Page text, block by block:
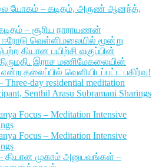
யோகம் – கடிதம், அருண் ஆனந்த்,
– சூரிய நாராயணன்
ஈரோடு வெள்ளிமலையில் மூன்று
தியான பயிற்சி வகுப்பின்
இராச மணிமேகலையின்
என்ற தலைப்பில் வெளியிடப்பட்ட பகிர்வு!
day residential meditation
Senthil Arasu Subramani Sharings
Focus – Meditation Intensive
Focus – Meditation Intensive
முகாம் அனுபவங்கள் –